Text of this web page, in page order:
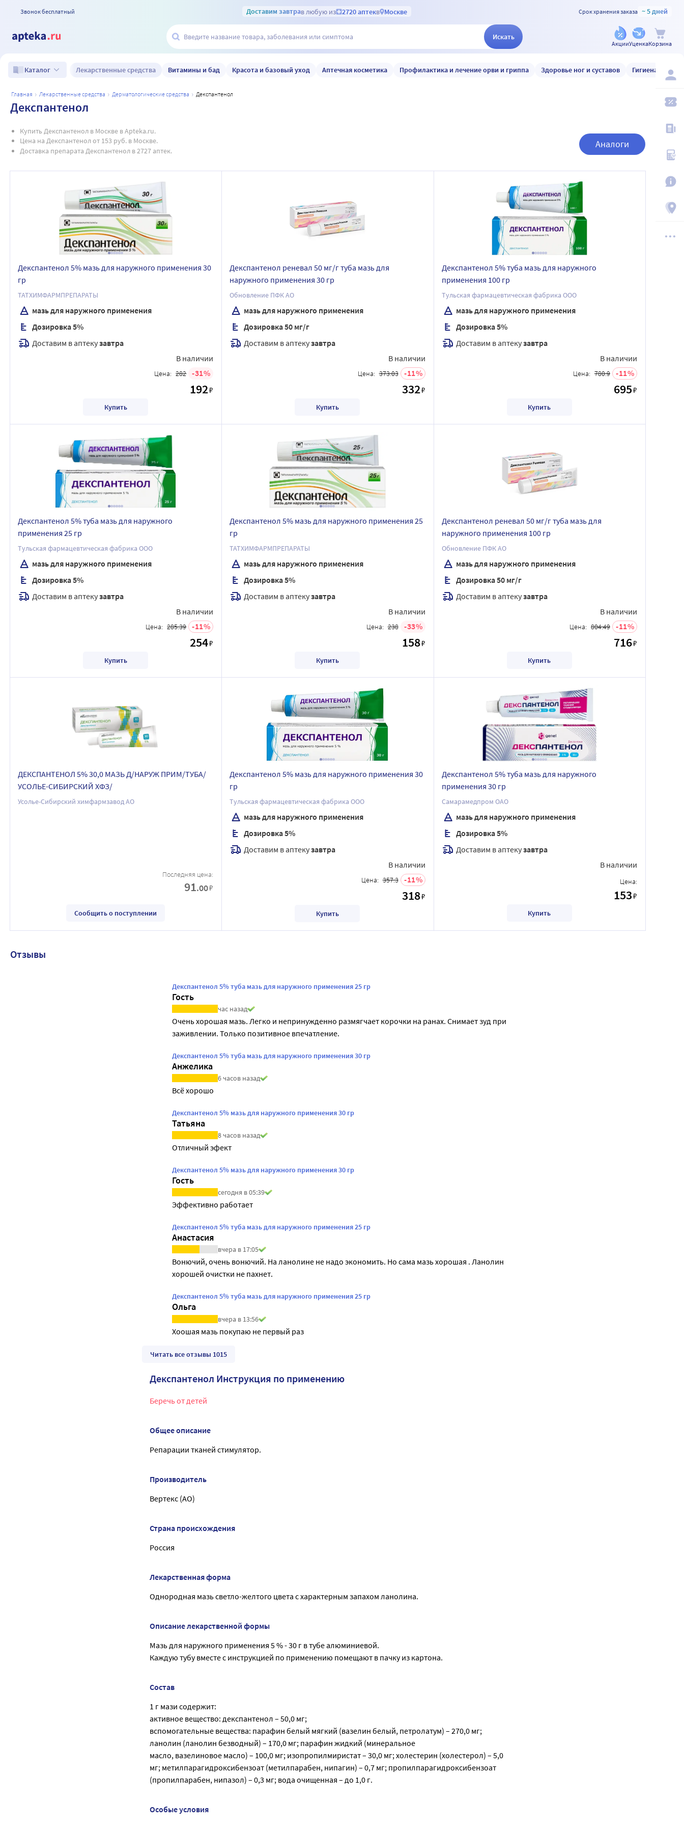
Звонок бесплатный Доставим завтрав любую из 2720 аптекв Москве Срок хранения заказа ~ 5 дней
Искать
АкцииУценкаКорзина
Каталог Лекарственные средства Витамины и бад Красота и базовый уход Аптечная косметика Профилактика и лечение орви и гриппа Здоровье ног и суставов Гигиена и уход
главная лекарственные средства дерматологические средства декспантенол
Декспантенол
Купить Декспантенол в Москве в Apteka.ru.
Цена на Декспантенол от 153 руб. в Москве.
Доставка препарата Декспантенол в 2727 аптек.
Аналоги
Декспантенол 5% мазь для наружного применения 30
гр
ТАТХИМФАРМПРЕПАРАТЫ
мазь для наружного применения
Дозировка 5%
Доставим в аптекузавтра
В наличии
Цена: 282 31
192₽
Купить
Декспантенол реневал 50 мг/г туба мазь для
наружного применения 30 гр
Обновление ПФК АО
мазь для наружного применения
Дозировка 50 мг/г
Доставим в аптекузавтра
В наличии
Цена: 373.03 11
332₽
Купить
Декспантенол 5% туба мазь для наружного
применения 100 гр
Тульская фармацевтическая фабрика ООО
мазь для наружного применения
Дозировка 5%
Доставим в аптекузавтра
В наличии
Цена: 780.9 11
695₽
Купить
Декспантенол 5% туба мазь для наружного
применения 25 гр
Тульская фармацевтическая фабрика ООО
мазь для наружного применения
Дозировка 5%
Доставим в аптекузавтра
В наличии
Цена: 285.39 11
254₽
Купить
Декспантенол 5% мазь для наружного применения 25
гр
ТАТХИМФАРМПРЕПАРАТЫ
мазь для наружного применения
Дозировка 5%
Доставим в аптекузавтра
В наличии
Цена: 238 33
158₽
Купить
Декспантенол реневал 50 мг/г туба мазь для
наружного применения 100 гр
Обновление ПФК АО
мазь для наружного применения
Дозировка 50 мг/г
Доставим в аптекузавтра
В наличии
Цена: 804.49 11
716₽
Купить
ДЕКСПАНТЕНОЛ 5% 30,0 МАЗЬ Д/НАРУЖ ПРИМ/ТУБА/
УСОЛЬЕ-СИБИРСКИЙ ХФЗ/
Усолье-Сибирский химфармзавод АО
Последняя цена:
91.00₽
Сообщить о поступлении
Декспантенол 5% мазь для наружного применения 30
гр
Тульская фармацевтическая фабрика ООО
мазь для наружного применения
Дозировка 5%
Доставим в аптекузавтра
В наличии
Цена: 357.3 11
318₽
Купить
Декспантенол 5% туба мазь для наружного
применения 30 гр
Самарамедпром ОАО
мазь для наружного применения
Дозировка 5%
Доставим в аптекузавтра
В наличии
Цена:
153₽
Купить
Отзывы
Декспантенол 5% туба мазь для наружного применения 25 гр
Гость
час назад
Очень хорошая мазь. Легко и непринужденно размягчает корочки на ранах. Снимает зуд при
заживлении. Только позитивное впечатление.
Декспантенол 5% туба мазь для наружного применения 30 гр
Анжелика
6 часов назад
Всё хорошо
Декспантенол 5% мазь для наружного применения 30 гр
Татьяна
8 часов назад
Отличный эфект
Декспантенол 5% мазь для наружного применения 30 гр
Гость
сегодня в 05:39
Эффективно работает
Декспантенол 5% туба мазь для наружного применения 25 гр
Анастасия
вчера в 17:05
Вонючий, очень вонючий. На ланолине не надо экономить. Но сама мазь хорошая . Ланолин
хорошей очистки не пахнет.
Декспантенол 5% туба мазь для наружного применения 25 гр
Ольга
вчера в 13:56
Хоошая мазь покупаю не первый раз
Читать все отзывы 1015
Декспантенол Инструкция по применению
Беречь от детей
Общее описание
Репарации тканей стимулятор.
Производитель
Вертекс (АО)
Страна происхождения
Россия
Лекарственная форма
Однородная мазь светло-желтого цвета с характерным запахом ланолина.
Описание лекарственной формы
Мазь для наружного применения 5 % - 30 г в тубе алюминиевой.
Каждую тубу вместе с инструкцией по применению помещают в пачку из картона.
Состав
1 г мази содержит:
активное вещество: декспантенол – 50,0 мг;
вспомогательные вещества: парафин белый мягкий (вазелин белый, петролатум) – 270,0 мг;
ланолин (ланолин безводный) – 170,0 мг; парафин жидкий (минеральное
масло, вазелиновое масло) – 100,0 мг; изопропилмиристат – 30,0 мг; холестерин (холестерол) – 5,0
мг; метилпарагидроксибензоат (метилпарабен, нипагин) – 0,7 мг; пропилпарагидроксибензоат
(пропилпарабен, нипазол) – 0,3 мг; вода очищенная – до 1,0 г.
Особые условия